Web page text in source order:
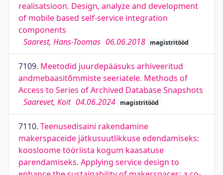
realisatsioon. Design, analyze and development
of mobile based self-service integration
components
Saarest, Hans-Toomas 06.06.2018 magistritööd
7109. Meetodid juurdepääsuks arhiveeritud
andmebaasitõmmiste seeriatele. Methods of
Access to Series of Archived Database Snapshots
Saarevet, Koit 04.06.2024 magistritööd
7110. Teenusedisaini rakendamine
makerspaceide jätkusuutlikkuse edendamiseks:
koosloome tööriista kogum kaasatuse
parendamiseks. Applying service design to